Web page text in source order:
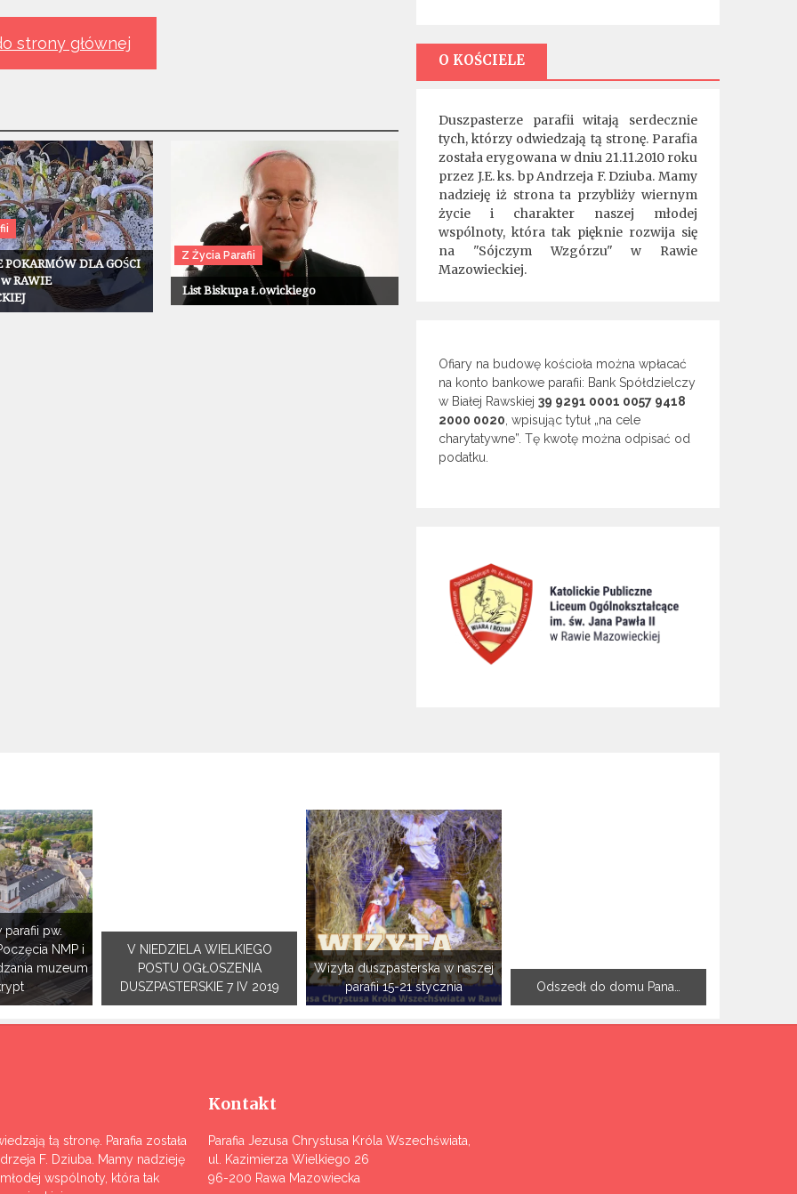
strony głównej
POKARMÓW DLA GOŚCI
RAWIE
Z Życia Parafii
List Biskupa Łowickiego
O KOŚCIELE
Duszpasterze parafii witają serdecznie
tych, którzy odwiedzają tą stronę. Parafia
została erygowana w dniu 21.11.2010 roku
przez J.E. ks. bp Andrzeja F. Dziuba. Mamy
nadzieję iż strona ta przybliży wiernym
życie i charakter naszej młodej
wspólnoty, która tak pięknie rozwija się
na "Sójczym Wzgórzu" w Rawie
Mazowieckiej.
Ofiary na budowę kościoła można wpłacać
na konto bankowe parafii: Bank Spółdzielczy
w Białej Rawskiej 39 9291 0001 0057 9418
2000 0020 , wpisując tytuł „na cele
charytatywne”. Tę kwotę można odpisać od
podatku.
parafii pw.
NMP i
muzeum
V NIEDZIELA WIELKIEGO
POSTU OGŁOSZENIA
DUSZPASTERSKIE 7 IV 2019
Wizyta duszpasterska w naszej
parafii 15-21 stycznia
Odszedł do domu Pana…
tą stronę. Parafia została
F. Dziuba. Mamy nadzieję
wspólnoty, która tak
Kontakt
Parafia Jezusa Chrystusa Króla Wszechświata,
ul. Kazimierza Wielkiego 26
96-200 Rawa Mazowiecka